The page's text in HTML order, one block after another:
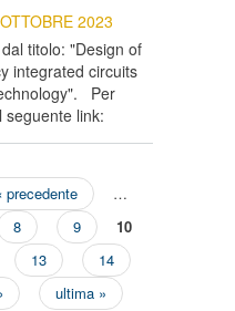
2023
titolo: "Design of
integrated circuits
Per
seguente link:
‹ precedente
…
8 9
10
13
14
ultima »